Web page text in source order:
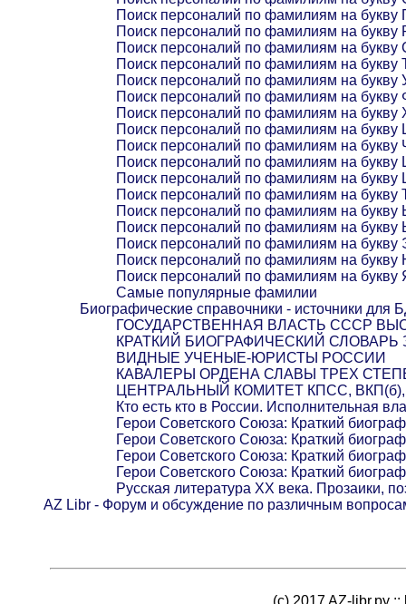
Поиск персоналий по фамилиям на букву
Поиск персоналий по фамилиям на букву
Поиск персоналий по фамилиям на букву
Поиск персоналий по фамилиям на букву
Поиск персоналий по фамилиям на букву
Поиск персоналий по фамилиям на букву
Поиск персоналий по фамилиям на букву
Поиск персоналий по фамилиям на букву
Поиск персоналий по фамилиям на букву
Поиск персоналий по фамилиям на букву
Поиск персоналий по фамилиям на букву
Поиск персоналий по фамилиям на букву
Поиск персоналий по фамилиям на букву
Поиск персоналий по фамилиям на букву
Поиск персоналий по фамилиям на букву
Поиск персоналий по фамилиям на
Поиск персоналий по фамилиям на букву
Самые популярные фамилии
Биографические справочники - источники для
ГОСУДАРСТВЕННАЯ ВЛАСТЬ СССР
КРАТКИЙ БИОГРАФИЧЕСКИЙ
ВИДНЫЕ УЧЕНЫЕ-ЮРИСТЫ РОССИИ
КАВАЛЕРЫ ОРДЕНА СЛАВЫ ТРЕХ
ЦЕНТРАЛЬНЫЙ КОМИТЕТ КПСС, ВКП(б),
Кто есть кто в России. Исполнительная
Герои Советского Союза: Краткий
Герои Советского Союза: Краткий
Герои Советского Союза: Краткий
Герои Советского Союза: Краткий
Русская литература XX века. Прозаики,
AZ Libr - Форум и обсуждение по различным